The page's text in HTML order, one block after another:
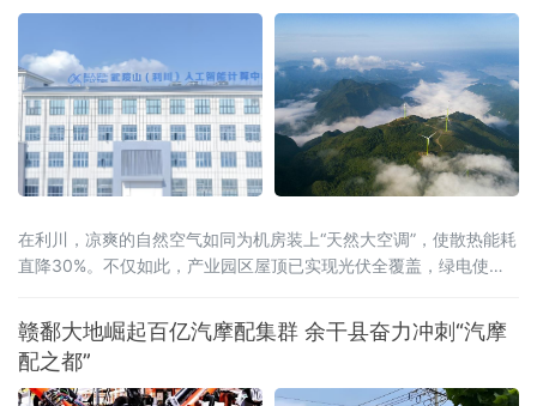
云”为基础，集技术赋能、资源整合、产业驱动
于一体，提供行业报告定制、AI全能力超市、场
景供需匹配、AI投融资、具身智
在利川，凉爽的自然空气如同为机房装上“天然大空调”，使散热能耗
直降30%。不仅如此，产业园区屋顶已实现光伏全覆盖，绿电使用
着100%清洁供能的目标迈进。
赣鄱大地崛起百亿汽摩配集群 余干县奋力冲刺“汽摩
配之都”